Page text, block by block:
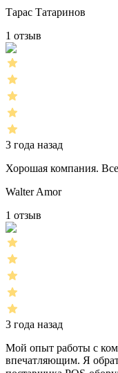
Тарас Татаринов
1 отзыв
3 года назад
Хорошая компания.
Walter Amor
1 отзыв
3 года назад
Мой опыт работы с
впечатляющим. Я